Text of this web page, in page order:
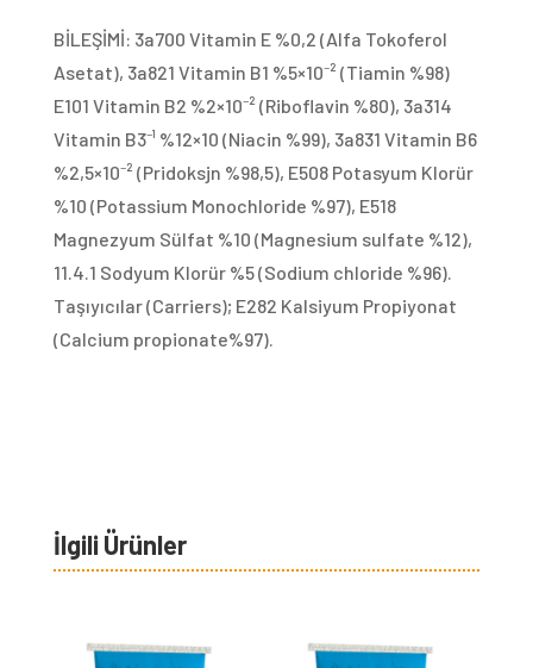
BİLEŞİMİ: 3a700 Vitamin E %0,2 (Alfa Tokoferol
Asetat), 3a821 Vitamin B1 %5×10⁻² (Tiamin %98)
E101 Vitamin B2 %2×10⁻² (Riboflavin %80), 3a314
Vitamin B3⁻¹ %12×10 (Niacin %99), 3a831 Vitamin B6
%2,5×10⁻² (Pridoksjn %98,5), E508 Potasyum Klorür
%10 (Potassium Monochloride %97), E518
Magnezyum Sülfat %10 (Magnesium sulfate %12),
11.4.1 Sodyum Klorür %5 (Sodium chloride %96).
Taşıyıcılar (Carriers); E282 Kalsiyum Propiyonat
(Calcium propionate%97).
İlgili Ürünler